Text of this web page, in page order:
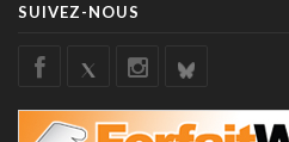
SUIVEZ-NOUS